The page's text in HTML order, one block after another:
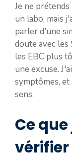
Je ne
un labo, mais
parler d'une
doute avec les
les EBC plus
une excuse.
symptômes,
sens.
Ce